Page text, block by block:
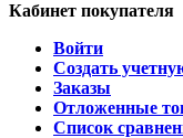
Кабинет покупателя
Войти
Создать
Заказы
Отложенные
Список